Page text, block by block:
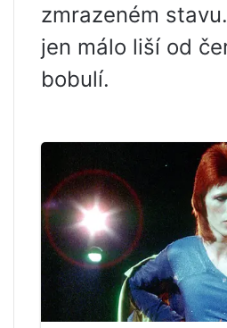
zmrazeném
jen málo liší od
bobulí.